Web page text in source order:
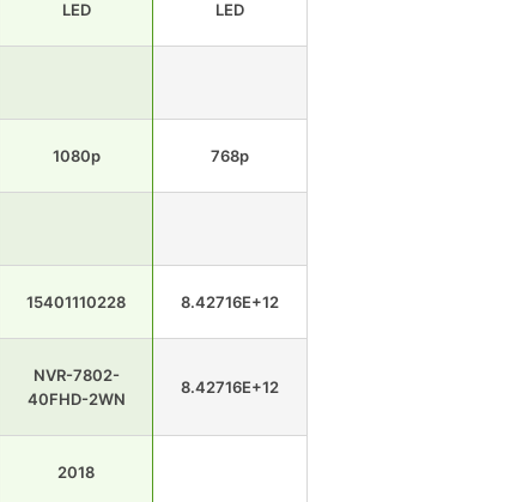
LED LED
1080p 768p
15401110228 8.42716E+12
NVR-7802-
40FHD-2WN
8.42716E+12
2018